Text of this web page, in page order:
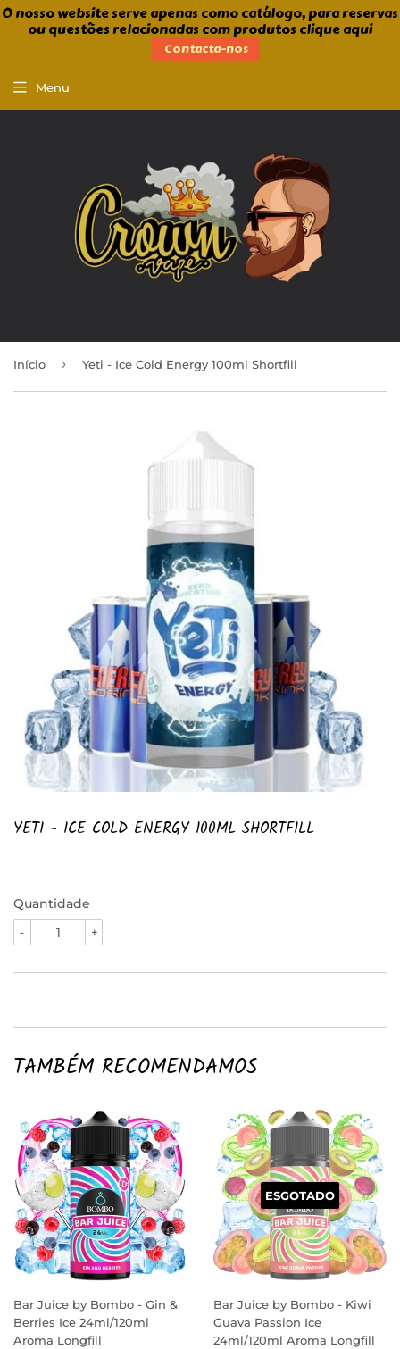
O nosso website serve apenas como catálogo, para reservas
ou questões relacionadas com produtos clique aqui
Contacta-nos
Menu
Início › Yeti - Ice Cold Energy 100ml Shortfill
YETI - ICE COLD ENERGY 100ML SHORTFILL
Quantidade
+
-
TAMBÉM RECOMENDAMOS
Bar Juice by Bombo - Gin &
Berries Ice 24ml/120ml
Aroma Longfill
ESGOTADO
Bar Juice by Bombo - Kiwi
Guava Passion Ice
24ml/120ml Aroma Longfill